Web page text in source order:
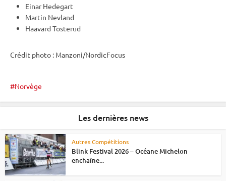
Einar Hedegart
Martin Nevland
Haavard Tosterud
Crédit photo : Manzoni/NordicFocus
Norvège
Les dernières news
Autres Compétitions
Blink Festival 2026 – Océane Michelon
enchaîne...